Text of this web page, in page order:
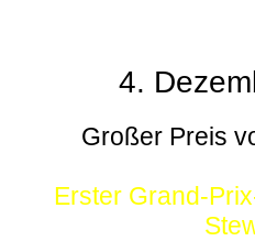
4.
Großer Preis
Erster Grand-